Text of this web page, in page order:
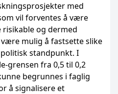
med
vil forventes å være
og dermed
mulig å fastsette slike
standpunkt. I
grensen fra 0,5 til 0,2
begrunnes i faglig
å signalisere et